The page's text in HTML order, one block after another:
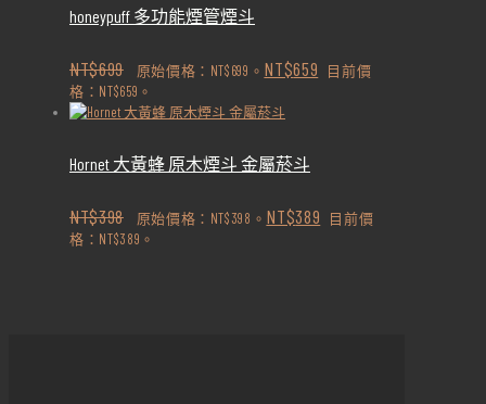
honeypuff 多功能煙管煙斗
NT$699 原始價格：NT$699。 NT$659
目前價
格：NT$659。
Hornet 大黃蜂 原木煙斗 金屬菸斗
NT$398 原始價格：NT$398。 NT$389
目前價
格：NT$389。